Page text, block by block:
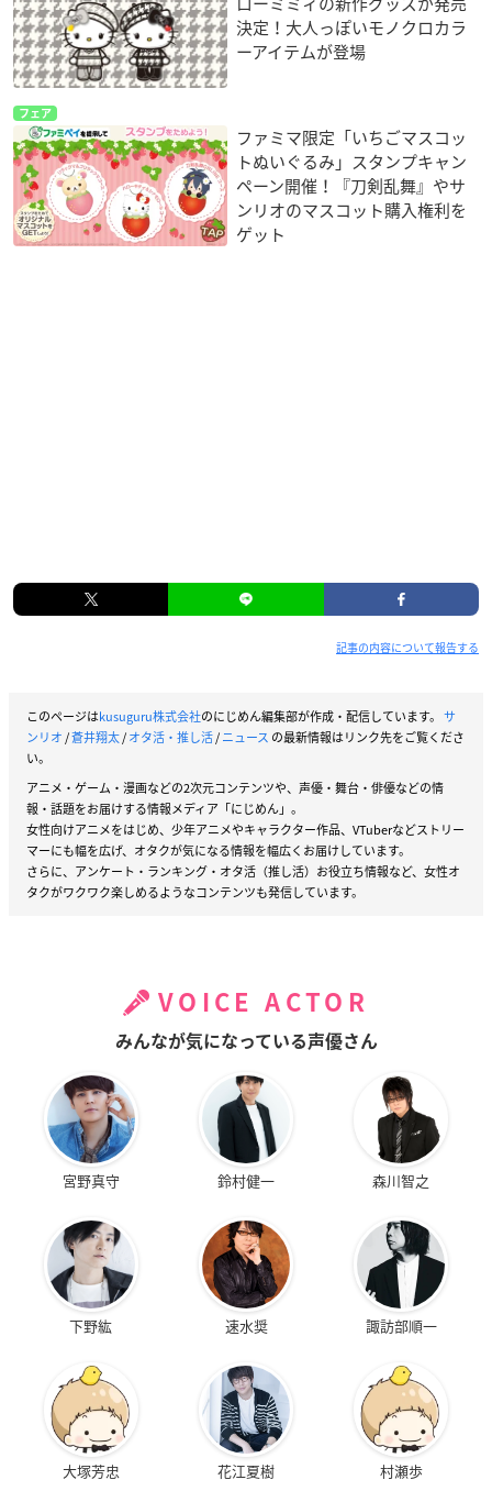
決定！大人っぽいモノクロカラ
ーアイテムが登場
フェア
ファミマ限定「いちごマスコッ
トぬいぐるみ」スタンプキャン
ペーン開催！『刀剣乱舞』やサ
ンリオのマスコット購入権利を
ゲット
記事の内容について報告する
このページはkusuguru株式会社のにじめん編集部が作成・配信しています。 サ
ンリオ/蒼井翔太/オタ活・推し活/ニュース の最新情報はリンク先をご覧くださ
い。
アニメ・ゲーム・漫画などの2次元コンテンツや、声優・舞台・俳優などの情
報・話題をお届けする情報メディア「にじめん」。
女性向けアニメをはじめ、少年アニメやキャラクター作品、VTuberなどストリー
マーにも幅を広げ、オタクが気になる情報を幅広くお届けしています。
さらに、アンケート・ランキング・オタ活（推し活）お役立ち情報など、女性オ
タクがワクワク楽しめるようなコンテンツも発信しています。
VOICE ACTOR
みんなが気になっている声優さん
宮野真守 鈴村健一 森川智之
下野紘 速水奨 諏訪部順一
大塚芳忠 花江夏樹 村瀬歩